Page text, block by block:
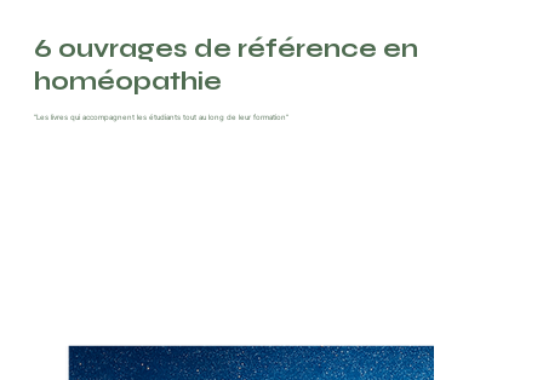
6 ouvrages de référence en
homéopathie
“Les livres qui accompagnent les étudiants tout au long de leur formation”